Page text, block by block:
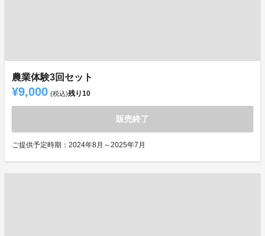
農業体験3回セット
¥9,000 (税込)残り10
販売終了
ご提供予定時期：2024年8月～2025年7月